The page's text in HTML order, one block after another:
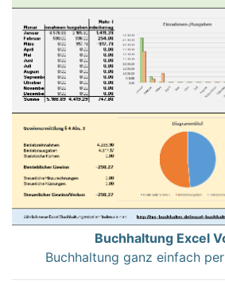
Buchhaltung Excel
Buchhaltung ganz einfach